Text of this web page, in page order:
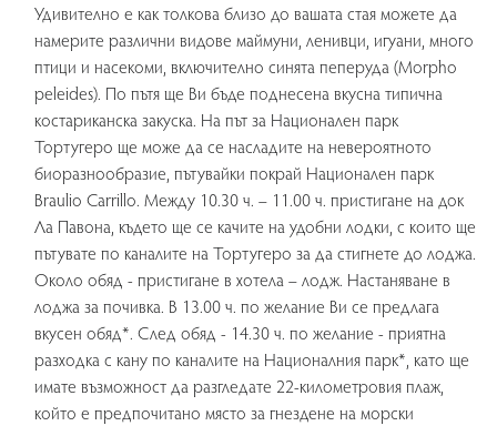
Удивително е как толкова близо до вашата стая можете да
намерите различни видове маймуни, ленивци, игуани, много
птици и насекоми, включително синята пеперуда (Morpho
peleides). По пътя ще Ви бъде поднесена вкусна типична
костариканска закуска. На път за Национален парк
Тортугеро ще може да се насладите на невероятното
биоразнообразие, пътувайки покрай Национален парк
Braulio Carrillo. Между 10.30 ч. – 11.00 ч. пристигане на док
Ла Павона, където ще се качите на удобни лодки, с които ще
пътувате по каналите на Тортугеро за да стигнете до лоджа.
Около обяд - пристигане в хотела – лодж. Настаняване в
лоджа за почивка. В 13.00 ч. по желание Ви се предлага
вкусен обяд*. След обяд - 14.30 ч. по желание - приятна
разходка с кану по каналите на Националния парк*, като ще
имате възможност да разгледате 22-километровия плаж,
който е предпочитано място за гнездене на морски